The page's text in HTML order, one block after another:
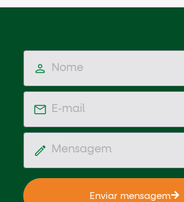
Enviar mensagem